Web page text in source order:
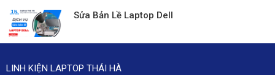
Sửa Bản Lề Laptop Dell
LINH KIỆN LAPTOP THÁI HÀ